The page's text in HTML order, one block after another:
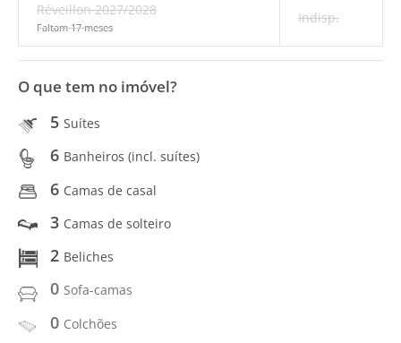
Réveillon 2027/2028
Faltam 17 meses
Indisp.
O que tem no imóvel?
5 Suítes
6 Banheiros (incl. suítes)
6 Camas de casal
3 Camas de solteiro
2 Beliches
0 Sofa-camas
0 Colchões